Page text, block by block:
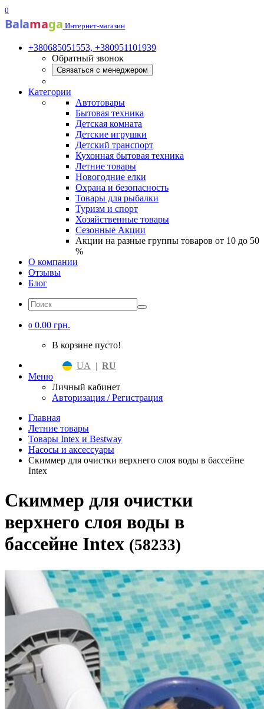
0
Balamaga Интернет-магазин
+380685051553, +380951101939
Обратный звонок
Связаться с менеджером
Категории
Автотовары
Бытовая техника
Детская комната
Детские игрушки
Детский транспорт
Кухонная бытовая техника
Летние товары
Новогодние елки
Охрана и безопасность
Товары для рыбалки
Туризм и спорт
Хозяйственные товары
Сезонные Акции
Акции на разные группы товаров от 10 до 50
%
О компании
Отзывы
Блог
0 0.00 грн.
В корзине пусто!
UA | RU
Меню
Личный кабинет
Авторизация / Регистрация
Главная
Летние товары
Товары Intex и Bestway
Насосы и аксессуары
Скиммер для очистки верхнего слоя воды в бассейне
Intex
Скиммер для очистки
верхнего слоя воды в
бассейне Intex (58233)